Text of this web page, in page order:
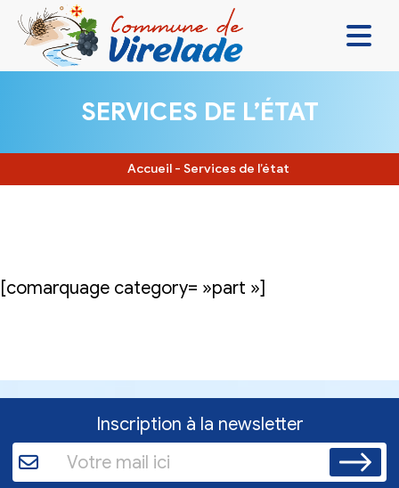
VIVRE ENSEMBLE
SE DIVERTIR
SERVICES DE L’ÉTAT
Accueil - Services de l’état
[comarquage category= »part »]
Inscription à la newsletter